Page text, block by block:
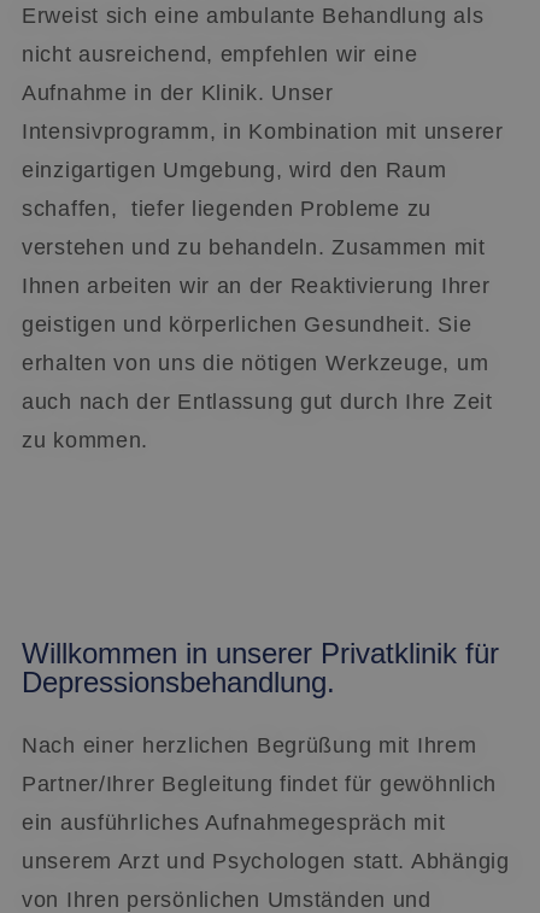
Erweist sich eine ambulante Behandlung als
nicht ausreichend, empfehlen wir eine
Aufnahme in der Klinik. Unser
Intensivprogramm, in Kombination mit unserer
einzigartigen Umgebung, wird den Raum
schaffen, tiefer liegenden Probleme zu
verstehen und zu behandeln. Zusammen mit
Ihnen arbeiten wir an der Reaktivierung Ihrer
geistigen und körperlichen Gesundheit. Sie
erhalten von uns die nötigen Werkzeuge, um
auch nach der Entlassung gut durch Ihre Zeit
zu kommen.
Willkommen in unserer Privatklinik für
Depressionsbehandlung.
Nach einer herzlichen Begrüßung mit Ihrem
Partner/Ihrer Begleitung findet für gewöhnlich
ein ausführliches Aufnahmegespräch mit
unserem Arzt und Psychologen statt. Abhängig
von Ihren persönlichen Umständen und